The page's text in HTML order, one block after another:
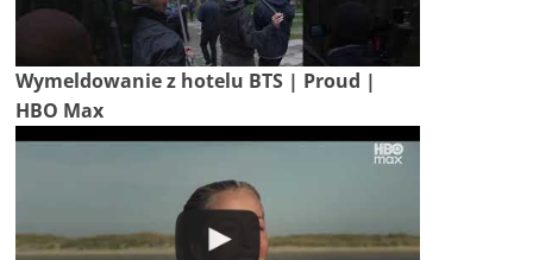
Wymeldowanie z hotelu BTS | Proud |
HBO Max